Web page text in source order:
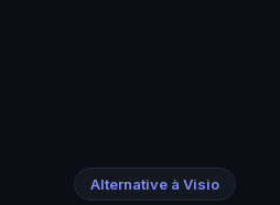
Alternative à Visio